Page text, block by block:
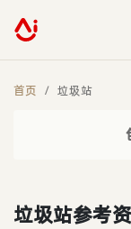
首页 垃圾站
垃圾站参考